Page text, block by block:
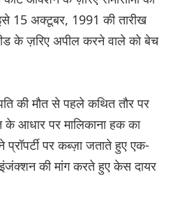
15 अक्टूबर, 1991 की तारीख
के ज़रिए अपील करने वाले को बेच
की मौत से पहले कथित तौर पर
के आधार पर मालिकाना हक का
ने प्रॉपर्टी पर कब्ज़ा जताते हुए एक-
की मांग करते हुए केस दायर